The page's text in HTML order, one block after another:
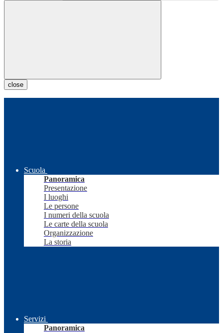
close
Scuola
Panoramica
Presentazione
I luoghi
Le persone
I numeri della scuola
Le carte della scuola
Organizzazione
La storia
Servizi
Panoramica